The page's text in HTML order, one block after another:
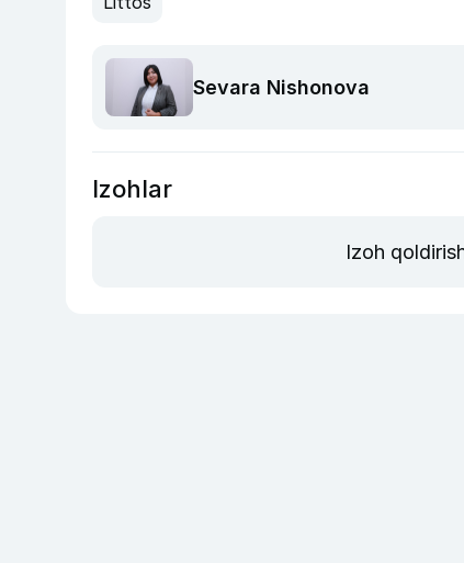
Sevara Nishonova
Izohlar
Izoh